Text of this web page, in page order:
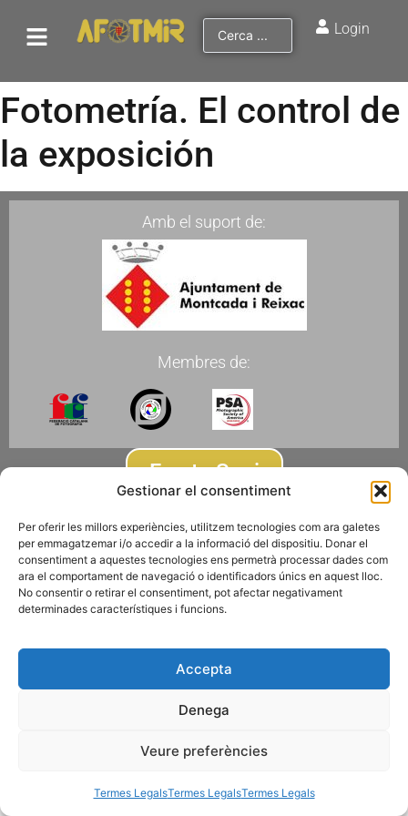
Gestionar el consentiment
Per oferir les millors experiències, utilitzem tecnologies com ara galetes
per emmagatzemar i/o accedir a la informació del dispositiu. Donar el
consentiment a aquestes tecnologies ens permetrà processar dades com
ara el comportament de navegació o identificadors únics en aquest lloc.
No consentir o retirar el consentiment, pot afectar negativament
determinades característiques i funcions.
Accepta
Denega
Veure preferències
Termes LegalsTermes LegalsTermes Legals
Login
Fotometría. El control de
la exposición
Amb el suport de:
Membres de:
Fes-te Soci
Subscriu-te a la newsletter
© 2026 AGRUPACIÓ FOTOGRÀFICA DE MONTCADA I REIXAC
Disseny webGescic.com